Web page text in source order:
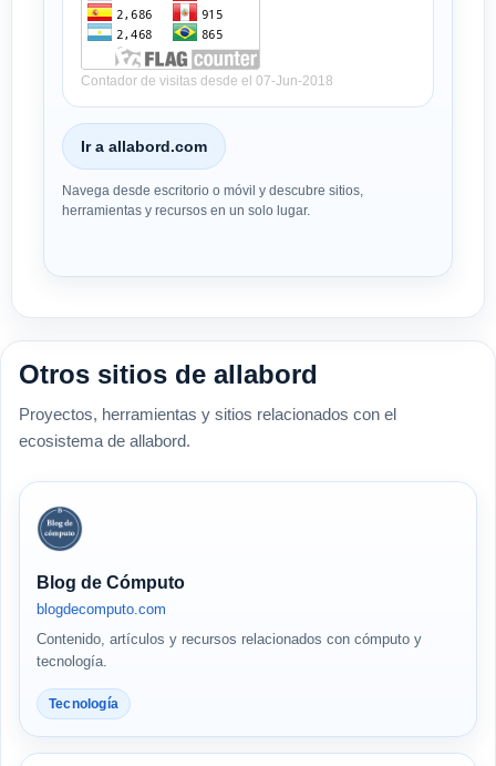
Contador de visitas desde el 07-Jun-2018
Ir a allabord.com
Navega desde escritorio o móvil y descubre sitios,
herramientas y recursos en un solo lugar.
Otros sitios de allabord
Proyectos, herramientas y sitios relacionados con el
ecosistema de allabord.
Blog de Cómputo
blogdecomputo.com
Contenido, artículos y recursos relacionados con cómputo y
tecnología.
Tecnología